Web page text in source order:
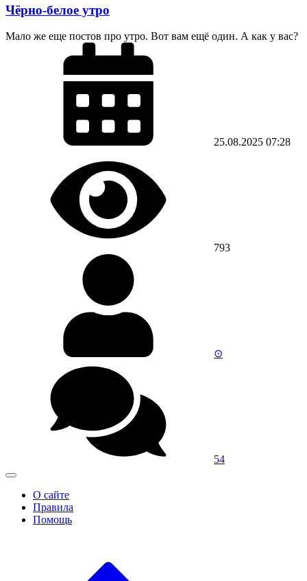
Чёрно-белое утро
Мало же еще постов про утро. Вот вам ещё один. А как у вас?
25.08.2025 07:28
793
⊙‎‎
54
О сайте
Правила
Помощь